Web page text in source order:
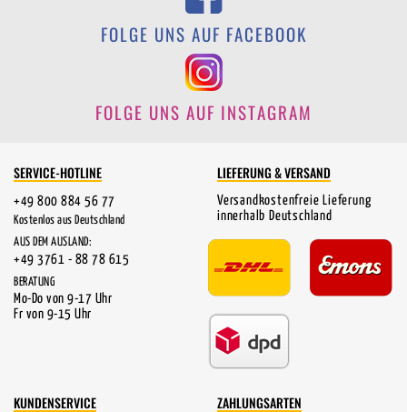
FOLGE UNS AUF FACEBOOK
FOLGE UNS AUF INSTAGRAM
SERVICE-HOTLINE
+49 800 884 56 77
Kostenlos aus Deutschland
AUS DEM AUSLAND:
+49 3761 - 88 78 615
BERATUNG
Mo-Do von 9-17 Uhr
Fr von 9-15 Uhr
LIEFERUNG & VERSAND
Versandkostenfreie Lieferung
innerhalb Deutschland
KUNDENSERVICE ZAHLUNGSARTEN